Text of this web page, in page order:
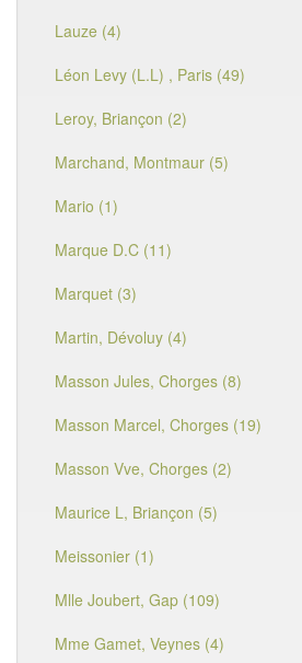
Lauze (4)
Léon Levy (L.L) , Paris (49)
Leroy, Briançon (2)
Marchand, Montmaur (5)
Mario (1)
Marque D.C (11)
Marquet (3)
Martin, Dévoluy (4)
Masson Jules, Chorges (8)
Masson Marcel, Chorges (19)
Masson Vve, Chorges (2)
Maurice L, Briançon (5)
Meissonier (1)
Mlle Joubert, Gap (109)
Mme Gamet, Veynes (4)